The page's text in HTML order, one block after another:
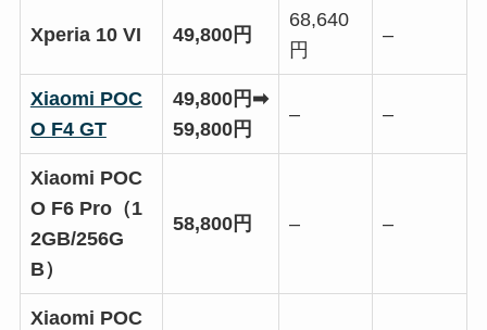
Xperia 10 VI 49,800円
68,640
円
–
Xiaomi POC
O F4 GT
49,800円➡
59,800円
– –
Xiaomi POC
O F6 Pro（1
2GB/256G
B）
58,800円 – –
Xiaomi POC